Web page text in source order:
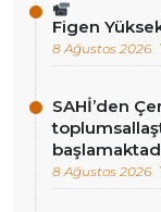
Figen
8 Ağustos 2026
SAHİ’den
8 Ağustos 2026